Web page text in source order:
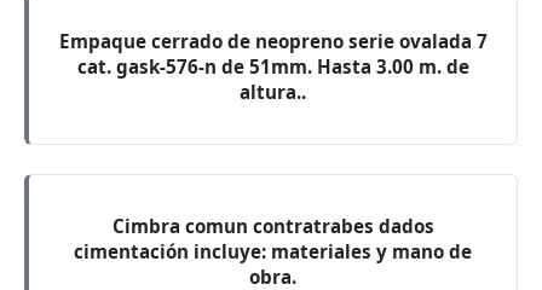
Empaque cerrado de neopreno serie ovalada 7
cat. gask-576-n de 51mm. Hasta 3.00 m. de
altura..
Cimbra comun contratrabes dados
cimentación incluye: materiales y mano de
obra.